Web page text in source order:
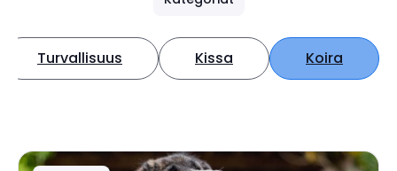
Turvallisuus Kissa Koira